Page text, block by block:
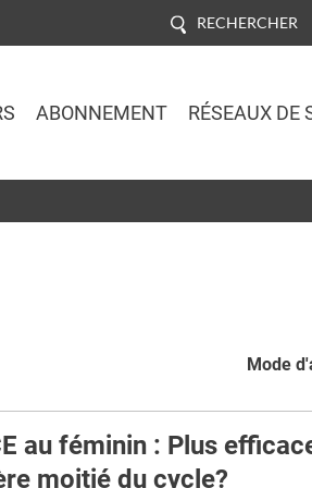
RECHERCHER
ABONNEMENT RÉSEAUX DE
Mode
au féminin : Plus
moitié du cycle?